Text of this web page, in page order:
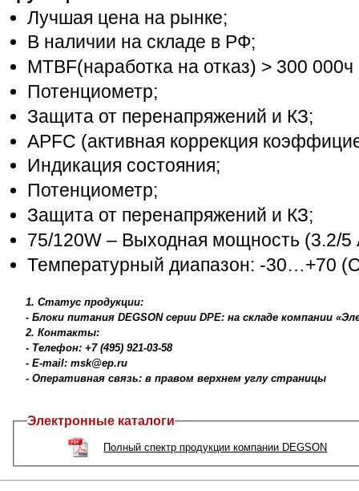
Лучшая цена на рынке;
В наличии на складе в РФ;
MTBF(наработка на отказ) > 300 000ч
Потенциометр;
Защита от перенапряжений и КЗ;
APFC (активная коррекция
Индикация состояния;
Потенциометр;
Защита от перенапряжений и КЗ;
75/120W – Выходная мощность (3.2/5
Температурный диапазон: -30…+70
1. Статус продукции:
- Блоки питания DEGSON серии DPE: на складе компании
2. Контакты:
- Телефон: +7 (495) 921-03-58
- E-mail: msk@ep.ru
- Оперативная связь: в правом верхнем углу страницы
Электронные каталоги
Полный спектр продукции компании DEGSON